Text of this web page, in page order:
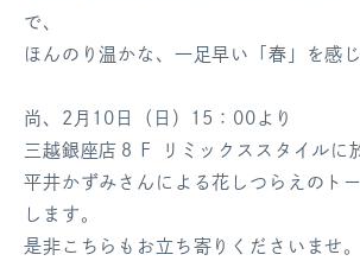
で、
ほんのり温かな、一足早い「春」を感
尚、2月10日（日）15：00より
三越銀座店８Ｆ リミックススタイルに
平井かずみさんによる花しつらえのト
します。
是非こちらもお立ち寄りくださいませ。